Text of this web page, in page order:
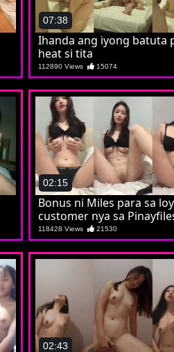
07:38
Ihanda ang iyong batuta
heat si tita
112890 Views 15074
02:15
Bonus ni Miles para sa
customer nya sa
118428 Views 21530
02:43